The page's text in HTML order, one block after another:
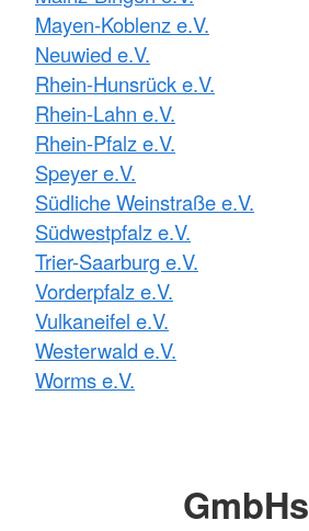
Mayen-Koblenz e.V.
Neuwied e.V.
Rhein-Hunsrück e.V.
Rhein-Lahn e.V.
Rhein-Pfalz e.V.
Speyer e.V.
Südliche Weinstraße e.V.
Südwestpfalz e.V.
Trier-Saarburg e.V.
Vorderpfalz e.V.
Vulkaneifel e.V.
Westerwald e.V.
Worms e.V.
GmbHs